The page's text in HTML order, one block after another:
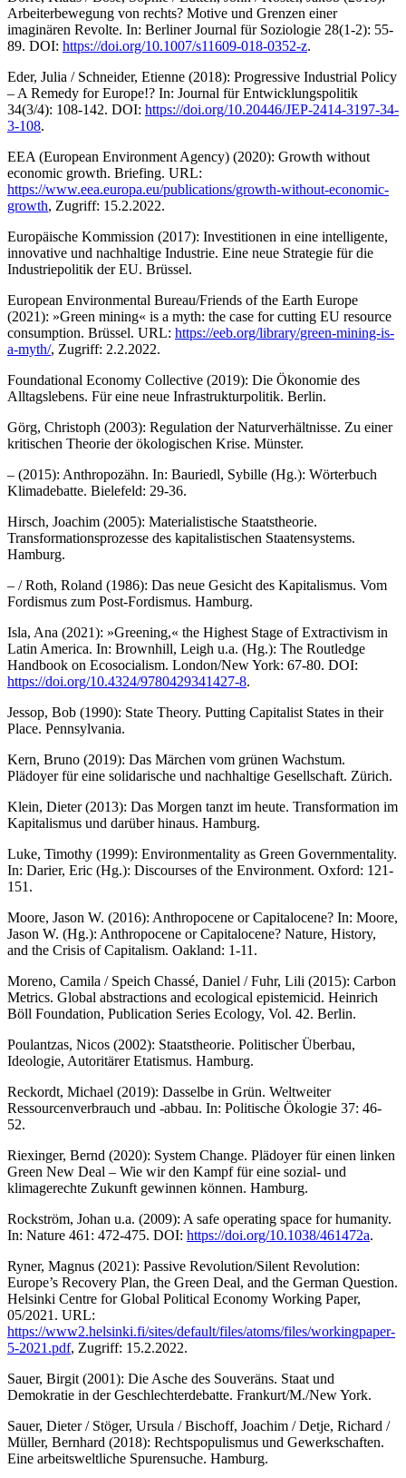
Arbeiterbewegung von rechts? Motive und Grenzen einer
imaginären Revolte. In: Berliner Journal für Soziologie 28(1-2): 55-
89. DOI: https://doi.org/10.1007/s11609-018-0352-z.
Eder, Julia / Schneider, Etienne (2018): Progressive Industrial Policy
– A Remedy for Europe!? In: Journal für Entwicklungspolitik
34(3/4): 108-142. DOI: https://doi.org/10.20446/JEP-2414-3197-34-
3-108.
EEA (European Environment Agency) (2020): Growth without
economic growth. Briefing. URL:
https://www.eea.europa.eu/publications/growth-without-economic-
growth, Zugriff: 15.2.2022.
Europäische Kommission (2017): Investitionen in eine intelligente,
innovative und nachhaltige Industrie. Eine neue Strategie für die
Industriepolitik der EU. Brüssel.
European Environmental Bureau/Friends of the Earth Europe
(2021): »Green mining« is a myth: the case for cutting EU resource
consumption. Brüssel. URL: https://eeb.org/library/green-mining-is-
a-myth/, Zugriff: 2.2.2022.
Foundational Economy Collective (2019): Die Ökonomie des
Alltagslebens. Für eine neue Infrastrukturpolitik. Berlin.
Görg, Christoph (2003): Regulation der Naturverhältnisse. Zu einer
kritischen Theorie der ökologischen Krise. Münster.
– (2015): Anthropozähn. In: Bauriedl, Sybille (Hg.): Wörterbuch
Klimadebatte. Bielefeld: 29-36.
Hirsch, Joachim (2005): Materialistische Staatstheorie.
Transformationsprozesse des kapitalistischen Staatensystems.
Hamburg.
– / Roth, Roland (1986): Das neue Gesicht des Kapitalismus. Vom
Fordismus zum Post-Fordismus. Hamburg.
Isla, Ana (2021): »Greening,« the Highest Stage of Extractivism in
Latin America. In: Brownhill, Leigh u.a. (Hg.): The Routledge
Handbook on Ecosocialism. London/New York: 67-80. DOI:
https://doi.org/10.4324/9780429341427-8.
Jessop, Bob (1990): State Theory. Putting Capitalist States in their
Place. Pennsylvania.
Kern, Bruno (2019): Das Märchen vom grünen Wachstum.
Plädoyer für eine solidarische und nachhaltige Gesellschaft. Zürich.
Klein, Dieter (2013): Das Morgen tanzt im heute. Transformation im
Kapitalismus und darüber hinaus. Hamburg.
Luke, Timothy (1999): Environmentality as Green Governmentality.
In: Darier, Eric (Hg.): Discourses of the Environment. Oxford: 121-
151.
Moore, Jason W. (2016): Anthropocene or Capitalocene? In: Moore,
Jason W. (Hg.): Anthropocene or Capitalocene? Nature, History,
and the Crisis of Capitalism. Oakland: 1-11.
Moreno, Camila / Speich Chassé, Daniel / Fuhr, Lili (2015): Carbon
Metrics. Global abstractions and ecological epistemicid. Heinrich
Böll Foundation, Publication Series Ecology, Vol. 42. Berlin.
Poulantzas, Nicos (2002): Staatstheorie. Politischer Überbau,
Ideologie, Autoritärer Etatismus. Hamburg.
Reckordt, Michael (2019): Dasselbe in Grün. Weltweiter
Ressourcenverbrauch und -abbau. In: Politische Ökologie 37: 46-
52.
Riexinger, Bernd (2020): System Change. Plädoyer für einen linken
Green New Deal – Wie wir den Kampf für eine sozial- und
klimagerechte Zukunft gewinnen können. Hamburg.
Rockström, Johan u.a. (2009): A safe operating space for humanity.
In: Nature 461: 472-475. DOI: https://doi.org/10.1038/461472a.
Ryner, Magnus (2021): Passive Revolution/Silent Revolution:
Europe’s Recovery Plan, the Green Deal, and the German Question.
Helsinki Centre for Global Political Economy Working Paper,
05/2021. URL:
https://www2.helsinki.fi/sites/default/files/atoms/files/workingpaper-
5-2021.pdf, Zugriff: 15.2.2022.
Sauer, Birgit (2001): Die Asche des Souveräns. Staat und
Demokratie in der Geschlechterdebatte. Frankurt/M./New York.
Sauer, Dieter / Stöger, Ursula / Bischoff, Joachim / Detje, Richard /
Müller, Bernhard (2018): Rechtspopulismus und Gewerkschaften.
Eine arbeitsweltliche Spurensuche. Hamburg.